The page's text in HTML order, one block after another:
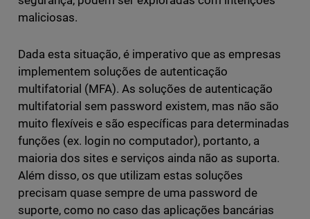
maliciosas.
Dada esta situação, é imperativo que as empresas
implementem soluções de autenticação
multifatorial (MFA). As soluções de autenticação
multifatorial sem password existem, mas não são
muito flexíveis e são específicas para determinadas
funções (ex. login no computador), portanto, a
maioria dos sites e serviços ainda não as suporta.
Além disso, os que utilizam estas soluções
precisam quase sempre de uma password de
suporte, como no caso das aplicações bancárias